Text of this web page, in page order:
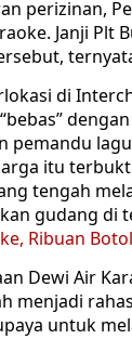
perizinan,
Janji Plt
di
itu
tengah
gudang di
Ribuan
Dewi Air
menjadi
untuk